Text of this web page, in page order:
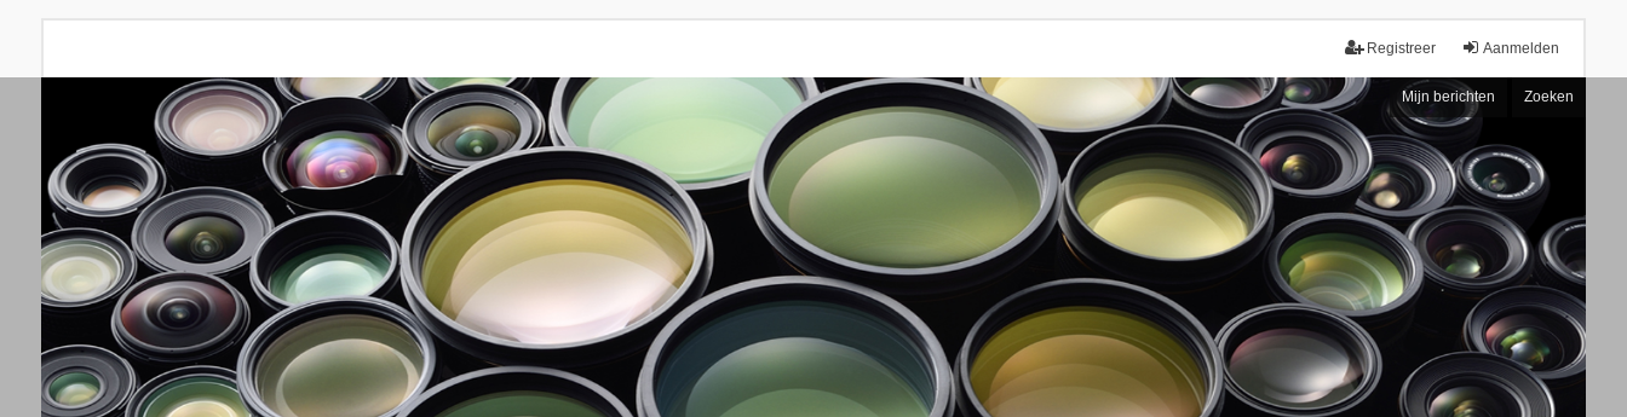
Aanmelden
Registreer
Mijn berichten Zoeken